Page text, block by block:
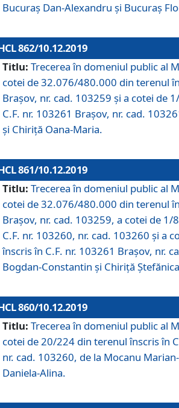
Bucuraș Dan-Alexandru și Bucuraș
862/10.12.2019
Titlu: Trecerea în domeniul public al
cotei de 32.076/480.000 din terenul
Brașov, nr. cad. 103259 și a cotei de
C.F. nr. 103261 Brașov, nr. cad.
și Chiriță Oana-Maria.
861/10.12.2019
Titlu: Trecerea în domeniul public al
cotei de 32.076/480.000 din terenul
Brașov, nr. cad. 103259, a cotei de
C.F. nr. 103260, nr. cad. 103260 și a
înscris în C.F. nr. 103261 Brașov, nr.
Bogdan-Constantin și Chiriță
860/10.12.2019
Titlu: Trecerea în domeniul public al
cotei de 20/224 din terenul înscris în
nr. cad. 103260, de la Mocanu
Daniela-Alina.